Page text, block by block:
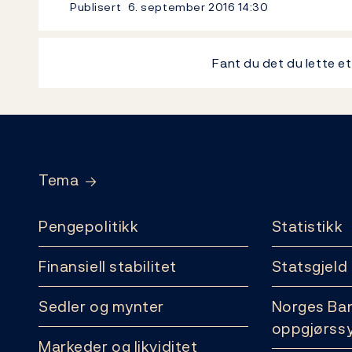
Publisert 6. september 2016 14:30
Fant du det du lette
Tema
Pengepolitikk
Finansiell stabilitet
Sedler og mynter
Markeder og likviditet
Statistikk
Statsgjeld
Norges